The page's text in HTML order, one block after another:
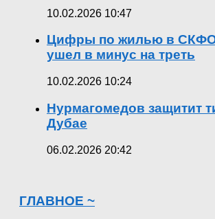
10.02.2026 10:47
Цифры по жилью в
ушел в минус на треть
10.02.2026 10:24
Нурмагомедов защитит
Дубае
06.02.2026 20:42
ГЛАВНОЕ ~